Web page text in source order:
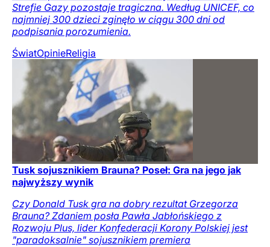
Strefie Gazy pozostaje tragiczna. Według UNICEF, co
najmniej 300 dzieci zginęło w ciągu 300 dni od
podpisania porozumienia.
ŚwiatOpinieReligia
Tusk sojusznikiem Brauna? Poseł: Gra na jego jak
najwyższy wynik
Czy Donald Tusk gra na dobry rezultat Grzegorza
Brauna? Zdaniem posła Pawła Jabłońskiego z
Rozwoju Plus, lider Konfederacji Korony Polskiej jest
"paradoksalnie" sojusznikiem premiera